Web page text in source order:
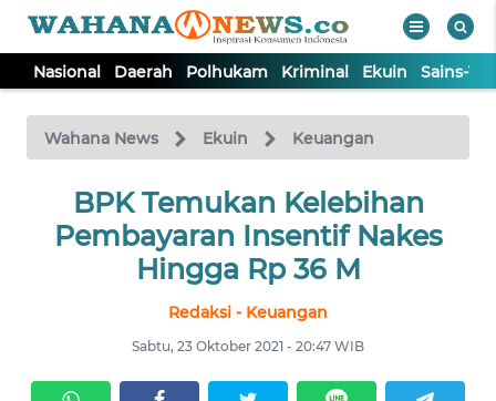
Nasional Daerah Polhukam Kriminal Ekuin Sains-
Wahana News Ekuin Keuangan
BPK Temukan Kelebihan
Pembayaran Insentif Nakes
Hingga Rp 36 M
Redaksi - Keuangan
Sabtu, 23 Oktober 2021 - 20:47 WIB
TV
Tutup
NASIONAL
KRIMINAL